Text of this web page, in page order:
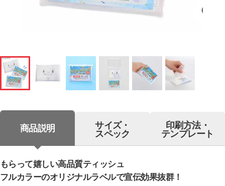
商品説明 サイズ・
スペック
印刷方法・
テンプレート
もらって嬉しい高品質ティッシュ
フルカラーのオリジナルラベルで宣伝効果抜群！